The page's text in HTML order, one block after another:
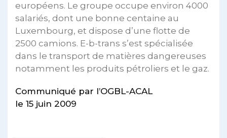
européens. Le groupe occupe environ 4000
salariés, dont une bonne centaine au
Luxembourg, et dispose d’une flotte de
2500 camions. E-b-trans s’est spécialisée
dans le transport de matières dangereuses
notamment les produits pétroliers et le gaz.
Communiqué par l’OGBL-ACAL
le 15 juin 2009